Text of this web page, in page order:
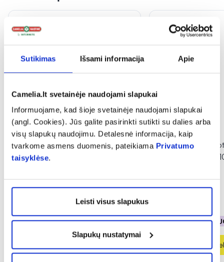
Sutikimas Išsami informacija Apie
Camelia.lt svetainėje naudojami slapukai
Informuojame, kad šioje svetainėje naudojami slapukai
(angl. Cookies). Jūs galite pasirinkti sutikti su dalies arba
visų slapukų naudojimu. Detalesnė informacija, kaip
tvarkome asmens duomenis, pateikiama Privatumo
taisyklėse.
Leisti visus slapukus
Slapukų nustatymai
-40%
ALLVERNUM kvepalai vyrams
EAU DE PARFUME
Įvertinimas 2.0 iš 5
% PAPILDOMA NUOLAIDA
-30%
LAZELL
vyrams BREEZE,
Įvertinimas 1.0 iš 5
% PAPILDOMA
Į